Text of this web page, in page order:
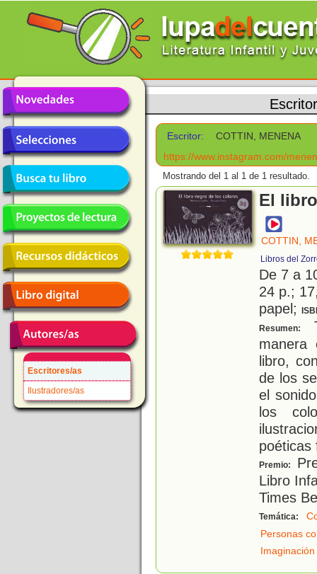
Escritores/as
Ilustradores/as
Escritor:
COTTIN, MENENA
https://www.instagram.com/
Mostrando del 1 al 1 de 1 resultado.
El
COTTIN,
Libros del
De 7 a
24 p.;
papel;
Resumen:
manera
libro,
de los
el
los
poéticas
Premio:
Libro
Times
Temática:
Personas
Imaginación